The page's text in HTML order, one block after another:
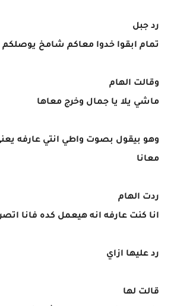
رد جبل
تمام ابقوا خدوا معاكم شامخ يوصلكم
وقالت الهام
ماشي يلا يا جمال وخرج معاها
وهو بيقول بصوت واطي انتي عارفه
معانا
ردت الهام
انا كنت عارفه انه هيعمل كده فانا
رد عليها ازاي
قالت لها